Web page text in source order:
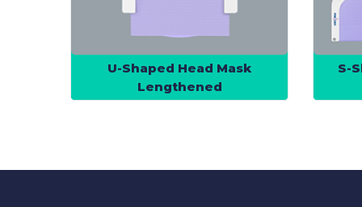
U-Shaped Head Mask
Lengthened
S-